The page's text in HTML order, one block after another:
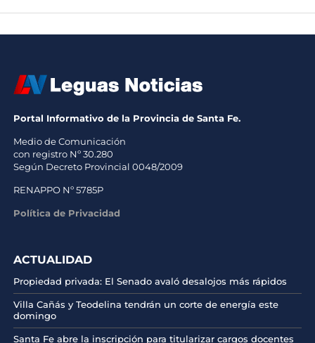
Portal Informativo de la Provincia de Santa Fe.
Medio de Comunicación
con registro Nº 30.280
Según Decreto Provincial 0048/2009
RENAPPO Nº 5785P
Política de Privacidad
ACTUALIDAD
Propiedad privada: El Senado avaló desalojos más rápidos
Villa Cañás y Teodelina tendrán un corte de energía este
domingo
Santa Fe abre la inscripción para titularizar cargos docentes